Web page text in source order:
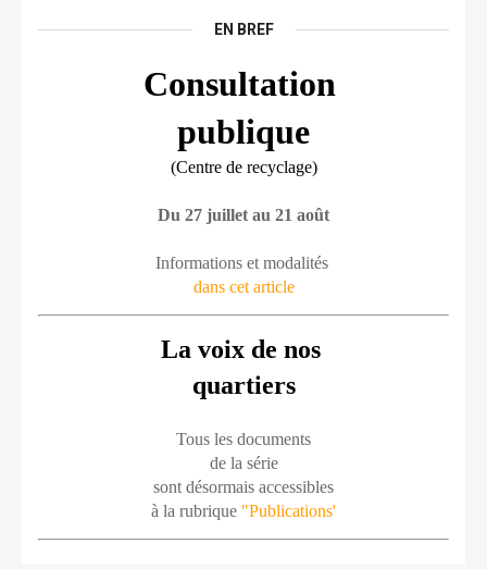
EN BREF
Consultation
publique
(Centre de recyclage)
Du 27 juillet au 21 août
Informations et modalités
dans cet article
La voix de nos
quartiers
Tous les documents
de la série
sont désormais accessibles
à la rubrique "Publications'